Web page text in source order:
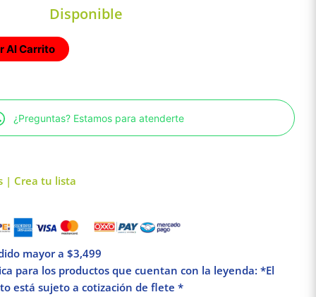
Disponible
Al Carrito
¿Preguntas? Estamos para atenderte
| Crea tu lista
mayor a $3,499
para los productos que cuentan con la leyenda: *El
está sujeto a cotización de flete *